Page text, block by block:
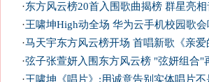
·东方风云榜20首入围歌曲揭榜 群星亮
·王啸坤High动全场 华为云手机校园歌
·马天宇东方风云榜开场 首唱新歌《亲爱
·弦子张萱妍入围东方风云榜 "弦妍组合"
·王啸坤《唱片》:用诚意告别实体唱片不